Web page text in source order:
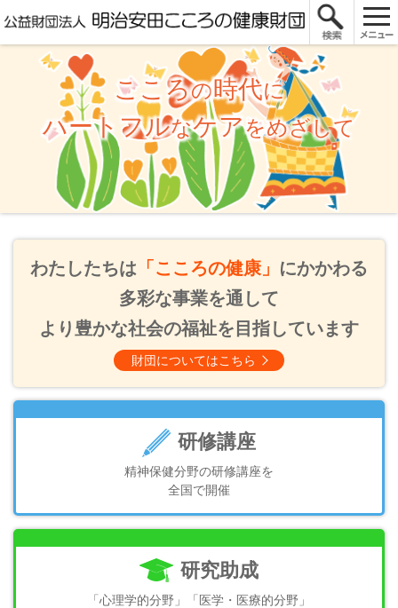
こころの時代に
ハートフルなケアをめざして
わたしたちは 「こころの健康」 にかかわる
多彩な事業を通して
より豊かな社会の福祉を目指しています
財団についてはこちら
研修講座
精神保健分野の研修講座を
全国で開催
研究助成
「心理学的分野」「医学・医療的分野」